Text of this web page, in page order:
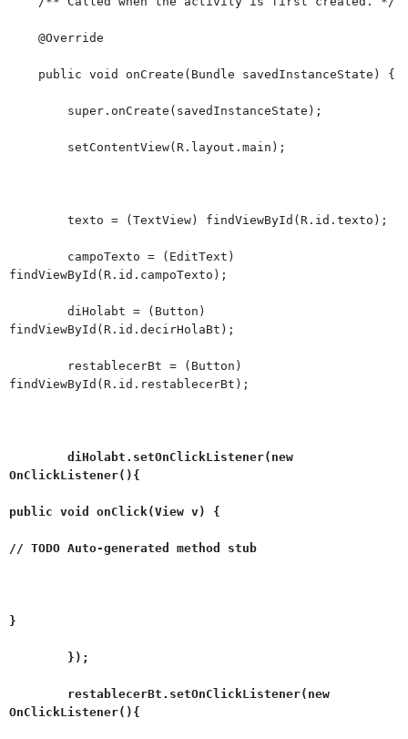
@Override
public void onCreate(Bundle savedInstanceState) {
super.onCreate(savedInstanceState);
setContentView(R.layout.main);
texto = (TextView) findViewById(R.id.texto);
campoTexto = (EditText)
findViewById(R.id.campoTexto);
diHolabt = (Button)
findViewById(R.id.decirHolaBt);
restablecerBt = (Button)
findViewById(R.id.restablecerBt);
diHolabt.setOnClickListener(new
OnClickListener(){
public void onClick(View v) {
// TODO Auto-generated method stub
}
});
restablecerBt.setOnClickListener(new
OnClickListener(){